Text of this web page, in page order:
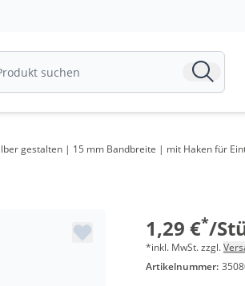
gestalten | 15 mm Bandbreite | mit Haken für
1,29 €*/
ab 1000 Stück
ab 3000 Stück
ab 10000
ab 50000 Stück
*inkl. MwSt. zzgl.
Artikelnummer: